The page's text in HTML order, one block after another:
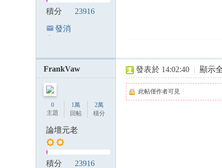
積分 23916
發消
FrankVaw
0
主題
1萬
回帖
2萬
積分
論壇元老
積分 23916
發表於 14:02:40 | 顯示
此帖僅作者可見